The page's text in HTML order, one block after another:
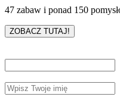
47 zabaw i ponad 150
ZOBACZ TUTAJ!